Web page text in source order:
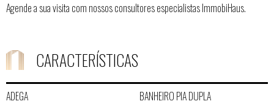
Agende a sua visita com nossos consultores especialistas ImmobiHaus.
CARACTERÍSTICAS
ADEGA
BANHEIRO PIA DUPLA